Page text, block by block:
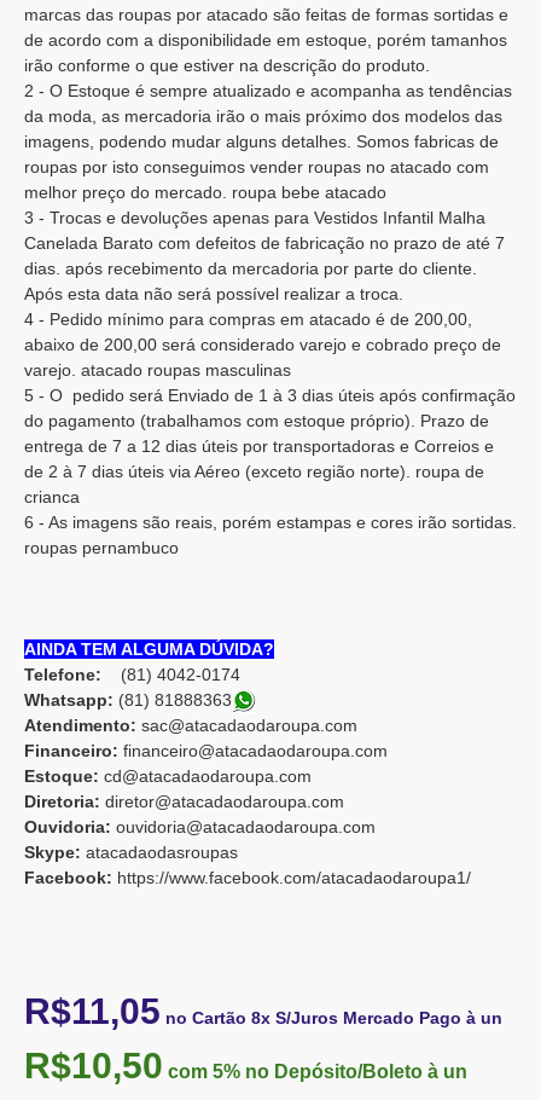
marcas das roupas por atacado são feitas de formas sortidas e
de acordo com a disponibilidade em estoque, porém tamanhos
irão conforme o que estiver na descrição do produto.
2 - O Estoque é sempre atualizado e acompanha as tendências
da moda, as mercadoria irão o mais próximo dos modelos das
imagens, podendo mudar alguns detalhes. Somos fabricas de
roupas por isto conseguimos vender roupas no atacado com
melhor preço do mercado. roupa bebe atacado
3 - Trocas e devoluções apenas para Vestidos Infantil Malha
Canelada Barato com defeitos de fabricação no prazo de até 7
dias. após recebimento da mercadoria por parte do cliente.
Após esta data não será possível realizar a troca.
4 - Pedido mínimo para compras em atacado é de 200,00,
abaixo de 200,00 será considerado varejo e cobrado preço de
varejo. atacado roupas masculinas
5 - O pedido será Enviado de 1 à 3 dias úteis após confirmação
do pagamento (trabalhamos com estoque próprio). Prazo de
entrega de 7 a 12 dias úteis por transportadoras e Correios e
de 2 à 7 dias úteis via Aéreo (exceto região norte). roupa de
crianca
6 - As imagens são reais, porém estampas e cores irão sortidas.
roupas pernambuco
AINDA TEM ALGUMA DÚVIDA?
Telefone: (81) 4042-0174
Whatsapp: (81) 81888363
Atendimento: sac@atacadaodaroupa.com
Financeiro: financeiro@atacadaodaroupa.com
Estoque: cd@atacadaodaroupa.com
Diretoria: diretor@atacadaodaroupa.com
Ouvidoria: ouvidoria@atacadaodaroupa.com
Skype: atacadaodasroupas
Facebook: https://www.facebook.com/atacadaodaroupa1/
R$11,05 no Cartão 8x S/Juros Mercado Pago à un
R$10,50 com 5% no Depósito/Boleto à un